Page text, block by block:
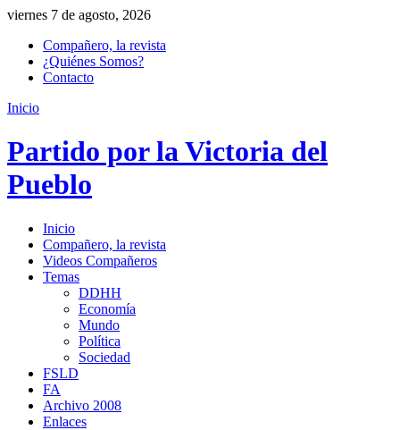
viernes 7 de agosto, 2026
Compañero, la revista
¿Quiénes Somos?
Contacto
Inicio
Partido por la Victoria del
Pueblo
Inicio
Compañero, la revista
Videos Compañeros
Temas
DDHH
Economía
Mundo
Política
Sociedad
FSLD
FA
Archivo 2008
Enlaces